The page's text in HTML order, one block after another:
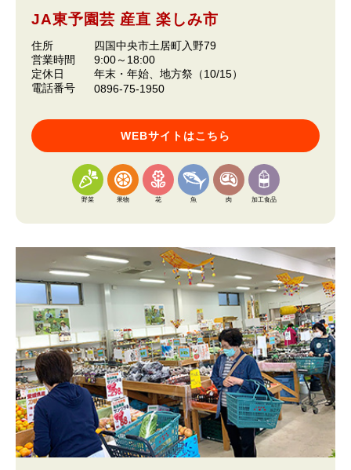
JA東予園芸 産直 楽しみ市
住所
四国中央市土居町入野79
営業時間
9:00～18:00
定休日
年末・年始、地方祭（10/15）
電話番号
0896-75-1950
WEBサイトはこちら
野菜 果物 花 魚 肉 加工食品